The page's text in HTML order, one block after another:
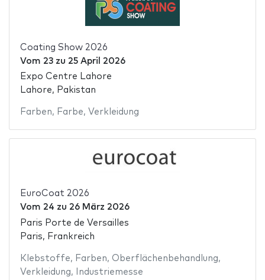
Coating Show 2026
Vom 23zu 25 April 2026
Expo Centre Lahore
Lahore, Pakistan
Farben, Farbe, Verkleidung
EuroCoat 2026
Vom 24 zu 26 März 2026
Paris Porte de Versailles
Paris, Frankreich
Klebstoffe, Farben, Oberflächenbehandlung,
Verkleidung, Industriemesse